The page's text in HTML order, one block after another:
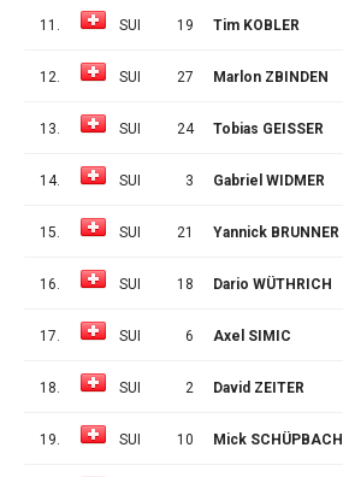
11. SUI 19 Tim KOBLER
12. SUI 27 Marlon ZBINDEN
13. SUI 24 Tobias GEISSER
14. SUI 3 Gabriel WIDMER
15. SUI 21 Yannick BRUNNER
16. SUI 18 Dario WÜTHRICH
17. SUI 6 Axel SIMIC
18. SUI 2 David ZEITER
19. SUI 10 Mick SCHÜPBACH